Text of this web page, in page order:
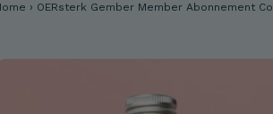
12 SHOTS
› OERsterk Gember Member Abonnement